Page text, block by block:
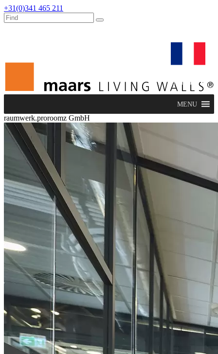
+31(0)341 465 211
français
MENU
raumwerk.proroomz GmbH